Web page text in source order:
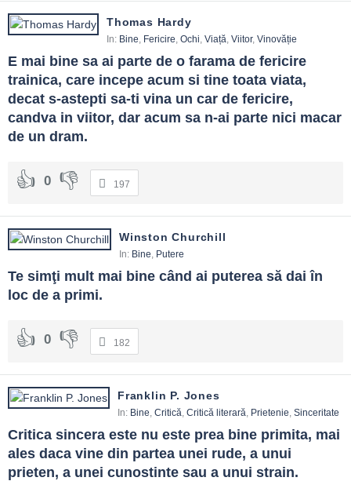
Thomas Hardy
In: Bine, Fericire, Ochi, Viață, Viitor, Vinovăție
E mai bine sa ai parte de o farama de fericire
trainica, care incepe acum si tine toata viata,
decat s-astepti sa-ti vina un car de fericire,
candva in viitor, dar acum sa n-ai parte nici macar
de un dram.
0 197
Winston Churchill
In: Bine, Putere
Te simţi mult mai bine când ai puterea să dai în
loc de a primi.
0 182
Franklin P. Jones
In: Bine, Critică, Critică literară, Prietenie, Sinceritate
Critica sincera este nu este prea bine primita, mai
ales daca vine din partea unei rude, a unui
prieten, a unei cunostinte sau a unui strain.